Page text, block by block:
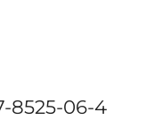
8525-06-4